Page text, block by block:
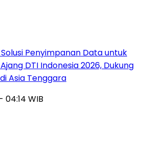
Solusi Penyimpanan Data untuk
DTI Indonesia 2026, Dukung
Asia Tenggara
04:14 WIB